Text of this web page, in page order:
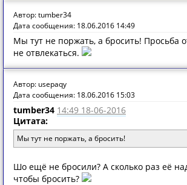
Автор: tumber34
Дата сообщения: 18.06.2016 14:49
Мы тут не поржать, а бросить! Просьба
не отвлекаться.
Автор: usepaqy
Дата сообщения: 18.06.2016 15:03
tumber34 14:49 18-06-2016
Цитата:
Мы тут не поржать, а бросить!
Шо ещё не бросили? А сколько раз её
чтобы бросить?